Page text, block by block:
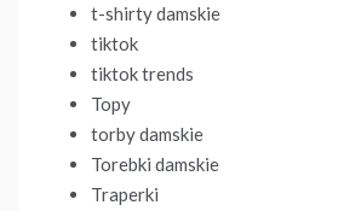
t-shirty damskie
tiktok
tiktok trends
Topy
torby damskie
Torebki damskie
Traperki